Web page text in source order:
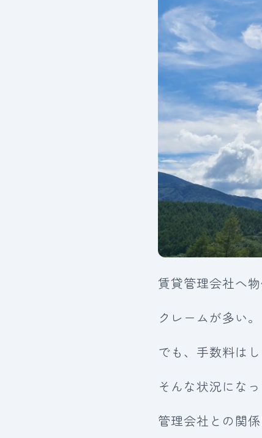
賃貸管理会社へ
クレームが多い。
でも、手数料は
そんな状況にな
管理会社との関